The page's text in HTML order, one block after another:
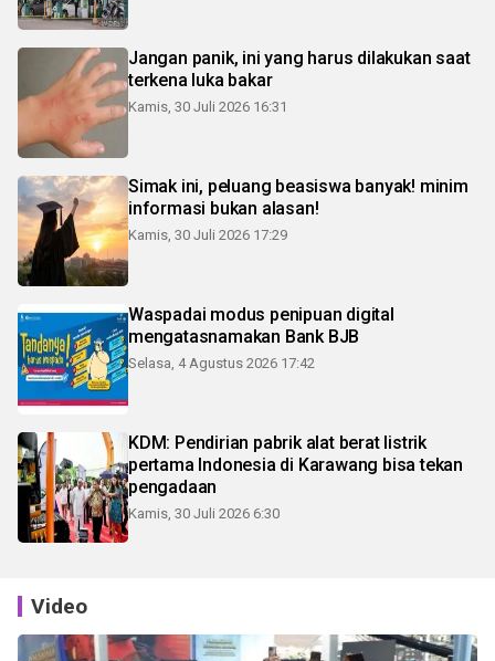
Jangan panik, ini yang harus dilakukan saat
terkena luka bakar
Kamis, 30 Juli 2026 16:31
Simak ini, peluang beasiswa banyak! minim
informasi bukan alasan!
Kamis, 30 Juli 2026 17:29
Waspadai modus penipuan digital
mengatasnamakan Bank BJB
Selasa, 4 Agustus 2026 17:42
KDM: Pendirian pabrik alat berat listrik
pertama Indonesia di Karawang bisa tekan
pengadaan
Kamis, 30 Juli 2026 6:30
Video